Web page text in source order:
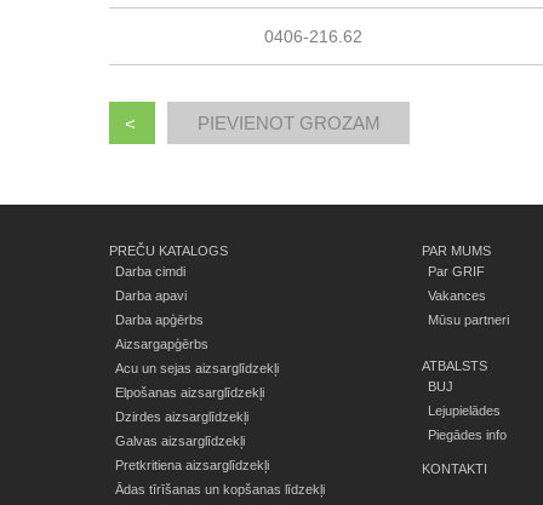
0406-216.62
<
PREČU KATALOGS
Darba cimdi
Darba apavi
Darba apģērbs
Aizsargapģērbs
Acu un sejas aizsarglīdzekļi
Elpošanas aizsarglīdzekļi
Dzirdes aizsarglīdzekļi
Galvas aizsarglīdzekļi
Pretkritiena aizsarglīdzekļi
Ādas tīrīšanas un kopšanas līdzekļi
PAR MUMS
Par GRIF
Vakances
Mūsu partneri
ATBALSTS
BUJ
Lejupielādes
Piegādes info
KONTAKTI